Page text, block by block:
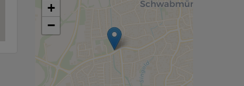
+
−